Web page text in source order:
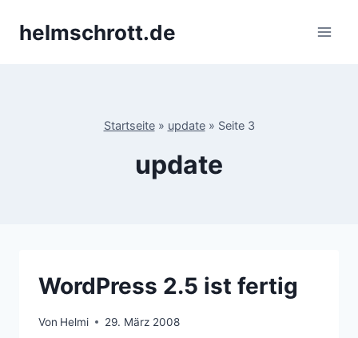
Inhalthelmschrott.de
Startseite» update» Seite 3
update
WordPress 2.5 ist fertig
Von Helmi 29. März 2008